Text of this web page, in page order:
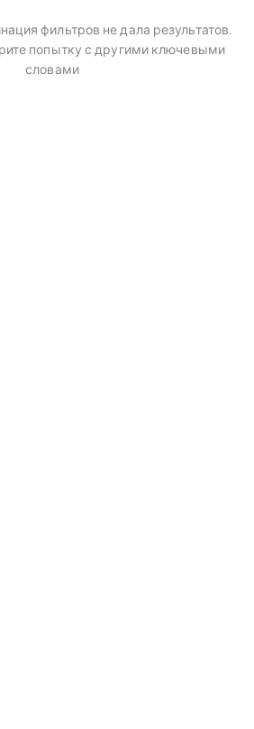
фильтров не дала результатов.
попытку с другими ключевыми
словами